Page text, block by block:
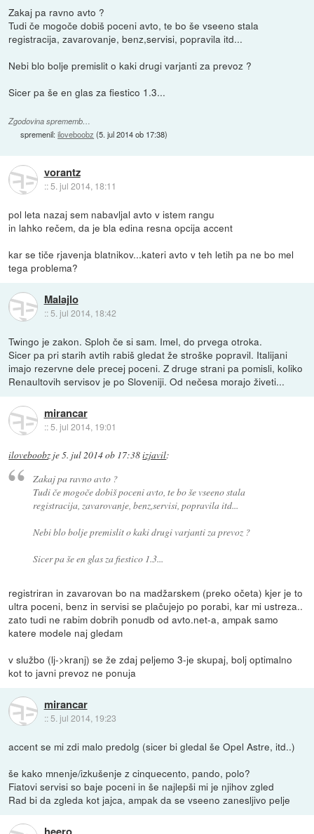
Zakaj pa ravno avto ?
Tudi če mogoče dobiš poceni avto, te bo še vseeno stala
registracija, zavarovanje, benz,servisi, popravila itd...
Nebi blo bolje premislit o kaki drugi varjanti za prevoz ?
Sicer pa še en glas za fiestico 1.3...
Zgodovina sprememb…
spremenil:iloveboobz (5. jul 2014 ob 17:38)
vorantz
::5. jul 2014, 18:11
pol leta nazaj sem nabavljal avto v istem rangu
in lahko rečem, da je bla edina resna opcija accent
kar se tiče rjavenja blatnikov...kateri avto v teh letih pa ne bo mel
tega problema?
Malajlo
:: 5. jul 2014, 18:42
Twingo je zakon. Sploh če si sam. Imel, do prvega otroka.
Sicer pa pri starih avtih rabiš gledat že stroške popravil. Italijani
imajo rezervne dele precej poceni. Z druge strani pa pomisli, koliko
Renaultovih servisov je po Sloveniji. Od nečesa morajo živeti...
mirancar
::5. jul 2014, 19:01
iloveboobz je5. jul 2014 ob 17:38izjavil:
Zakaj pa ravno avto ?
Tudi če mogoče dobiš poceni avto, te bo še vseeno stala
registracija, zavarovanje, benz,servisi, popravila itd...
Nebi blo bolje premislit o kaki drugi varjanti za prevoz ?
Sicer pa še en glas za fiestico 1.3...
registriran in zavarovan bo na madžarskem (preko očeta) kjer je to
ultra poceni, benz in servisi se plačujejo po porabi, kar mi ustreza..
zato tudi ne rabim dobrih ponudb od avto.net-a, ampak samo
katere modele naj gledam
v službo (lj->kranj) se že zdaj peljemo 3-je skupaj, bolj optimalno
kot to javni prevoz ne ponuja
mirancar
:: 5. jul 2014, 19:23
accent se mi zdi malo predolg (sicer bi gledal še Opel Astre, itd..)
še kako mnenje/izkušenje z cinquecento, pando, polo?
Fiatovi servisi so baje poceni in še najlepši mi je njihov zgled
Rad bi da zgleda kot jajca, ampak da se vseeno zanesljivo pelje